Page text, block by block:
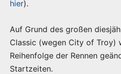
hier).
Auf Grund des großen
Classic (wegen City of Troy)
Reihenfolge der Rennen
Startzeiten.